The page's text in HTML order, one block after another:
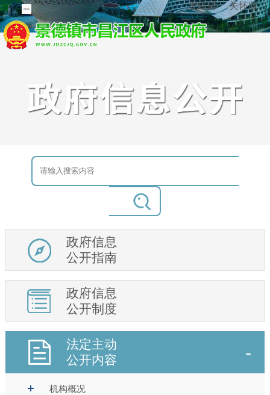
关怀版
无障碍
政府信息
公开指南
政府信息
公开制度
法定主动
公开内容
机构概况